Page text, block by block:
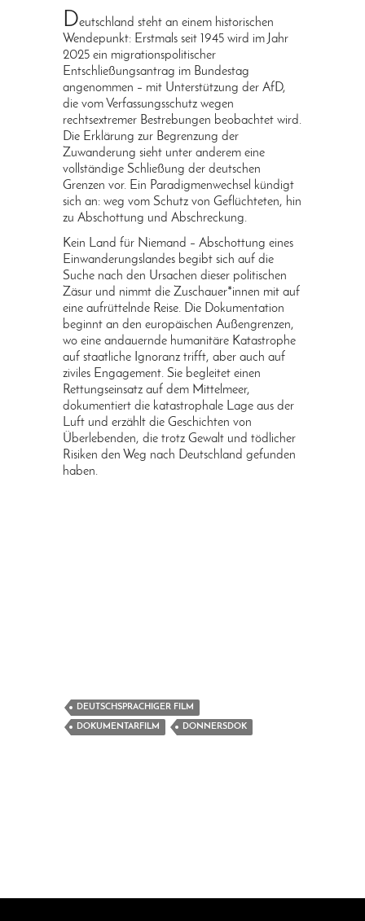
Deutschland steht an einem historischen
Wendepunkt: Erstmals seit 1945 wird im Jahr
2025 ein migrationspolitischer
Entschließungsantrag im Bundestag
angenommen – mit Unterstützung der AfD,
die vom Verfassungsschutz wegen
rechtsextremer Bestrebungen beobachtet wird.
Die Erklärung zur Begrenzung der
Zuwanderung sieht unter anderem eine
vollständige Schließung der deutschen
Grenzen vor. Ein Paradigmenwechsel kündigt
sich an: weg vom Schutz von Geflüchteten, hin
zu Abschottung und Abschreckung.
Kein Land für Niemand – Abschottung eines
Einwanderungslandes begibt sich auf die
Suche nach den Ursachen dieser politischen
Zäsur und nimmt die Zuschauer*innen mit auf
eine aufrüttelnde Reise. Die Dokumentation
beginnt an den europäischen Außengrenzen,
wo eine andauernde humanitäre Katastrophe
auf staatliche Ignoranz trifft, aber auch auf
ziviles Engagement. Sie begleitet einen
Rettungseinsatz auf dem Mittelmeer,
dokumentiert die katastrophale Lage aus der
Luft und erzählt die Geschichten von
Überlebenden, die trotz Gewalt und tödlicher
Risiken den Weg nach Deutschland gefunden
haben.
DEUTSCHSPRACHIGER FILM
DOKUMENTARFILM DONNERSDOK